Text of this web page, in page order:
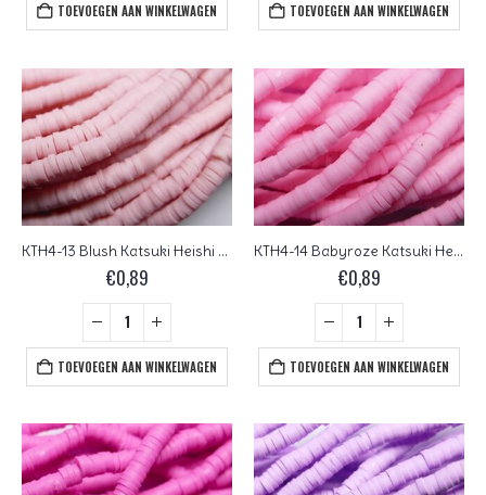
TOEVOEGEN AAN WINKELWAGEN TOEVOEGEN AAN WINKELWAGEN
KTH4-13 Blush Katsuki Heishi Disc Beads 4 mm
€0,89
TOEVOEGEN AAN WINKELWAGEN
KTH4-14 Babyroze Katsuki Heishi Disc Beads 4 mm
€0,89
TOEVOEGEN AAN WINKELWAGEN